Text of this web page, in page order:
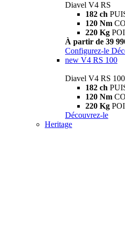
Diavel V4 RS
182 ch
120 Nm
220 Kg
À partir de 39
Configurez-le
new V4 RS 100
Diavel V4 RS 100
182 ch
120 Nm
220 Kg
Découvrez-le
Heritage